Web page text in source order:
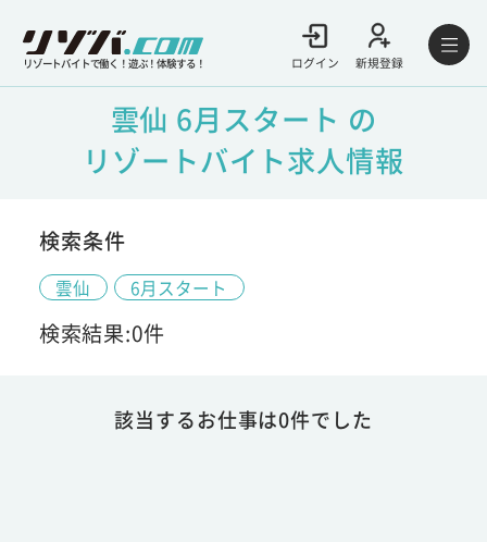
リゾートバイトで働く！遊ぶ！体験する！ ログイン 新規登録
雲仙 6月スタート の
リゾートバイト求人情報
検索条件
雲仙 6月スタート
検索結果:0件
該当するお仕事は0件でした